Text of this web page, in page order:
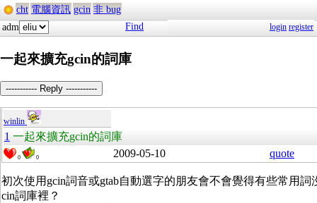
cht 電腦資訊 gcin 非 bug
adm
Find login register
一起來擴充gcin的詞庫
----------- Reply -----------
winlin
1 一起來擴充gcin的詞庫
0 0 2009-05-10 quote
初次使用gcin詞音或gtab自動選字的朋友會不會覺得有些常用詞
cin詞庫裡？